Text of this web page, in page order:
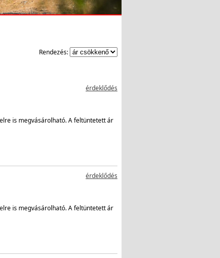
Rendezés:
érdeklődés
is megvásárolható. A feltüntetett ár
érdeklődés
is megvásárolható. A feltüntetett ár